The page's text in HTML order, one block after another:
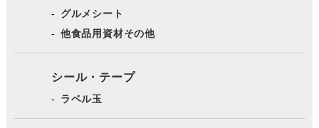
グルメシート
他食品用資材その他
シール・テープ
ラベル玉